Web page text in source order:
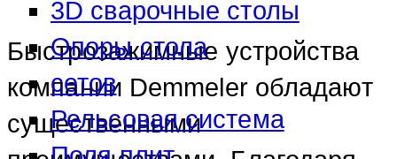
3D сварочные столы
Опоры стола
сетов
Рельсовая система
Быстрозажимные устройства
компании Demmeler обладают
существенными